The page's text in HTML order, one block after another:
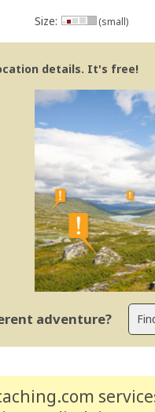
Size: (small)
details. It's free!
adventure?